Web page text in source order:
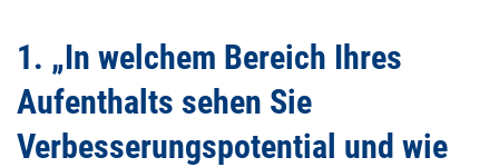
1. „In welchem Bereich Ihres
Aufenthalts sehen Sie
Verbesserungspotential und wie